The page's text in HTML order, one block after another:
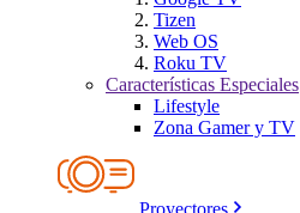
Tizen
Web OS
Roku TV
Características Especiales
Lifestyle
Zona Gamer y TV
Proyectores